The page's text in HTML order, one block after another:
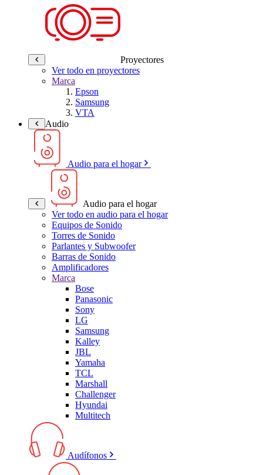
Proyectores
Ver todo en proyectores
Marca
Epson
Samsung
VTA
Audio
Audio para el hogar
Audio para el hogar
Ver todo en audio para el hogar
Equipos de Sonido
Torres de Sonido
Parlantes y Subwoofer
Barras de Sonido
Amplificadores
Marca
Bose
Panasonic
Sony
LG
Samsung
Kalley
JBL
Yamaha
TCL
Marshall
Challenger
Hyundai
Multitech
Audífonos